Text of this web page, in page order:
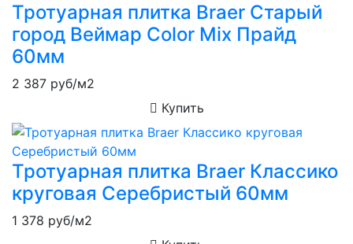
Тротуарная плитка Braer Старый
город Веймар Color Mix Прайд
60мм
2 387 руб/м2
Купить
Тротуарная плитка Braer Классико
круговая Серебристый 60мм
1 378 руб/м2